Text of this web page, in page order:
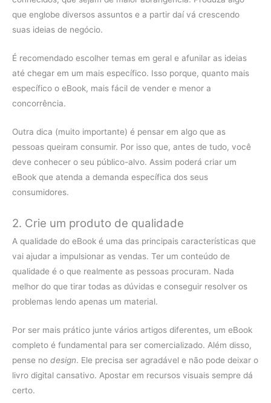
que englobe diversos assuntos e a partir daí vá crescendo
suas ideias de negócio.
É recomendado escolher temas em geral e afunilar as ideias
até chegar em um mais específico. Isso porque, quanto mais
específico o eBook, mais fácil de vender e menor a
concorrência.
Outra dica (muito importante) é pensar em algo que as
pessoas queiram consumir. Por isso que, antes de tudo, você
deve conhecer o seu público-alvo. Assim poderá criar um
eBook que atenda a demanda específica dos seus
consumidores.
2. Crie um produto de qualidade
A qualidade do eBook é uma das principais características que
vai ajudar a impulsionar as vendas. Ter um conteúdo de
qualidade é o que realmente as pessoas procuram. Nada
melhor do que tirar todas as dúvidas e conseguir resolver os
problemas lendo apenas um material.
Por ser mais prático junte vários artigos diferentes, um eBook
completo é fundamental para ser comercializado. Além disso,
pense no design. Ele precisa ser agradável e não pode deixar o
livro digital cansativo. Apostar em recursos visuais sempre dá
certo.